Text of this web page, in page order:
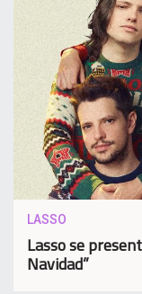
LASSO
Lasso se
Navidad”